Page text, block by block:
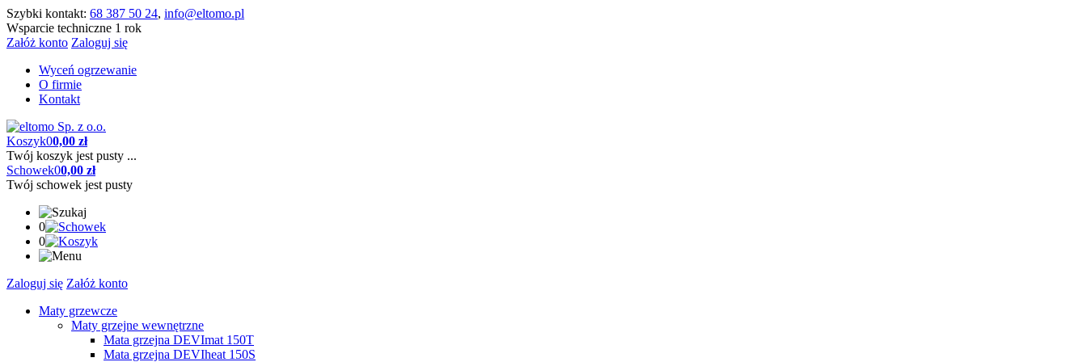
Szybki kontakt: 68 387 50 24, info@eltomo.pl
Wsparcie techniczne 1 rok
Załóż konto Zaloguj się
Wyceń ogrzewanie
O firmie
Kontakt
Koszyk00,00 zł
Twój koszyk jest pusty ...
Schowek00,00 zł
Twój schowek jest pusty
0
0
Zaloguj się Załóż konto
Maty grzewcze
Maty grzejne wewnętrzne
Mata grzejna DEVImat 150T
Mata grzejna DEVIheat 150S